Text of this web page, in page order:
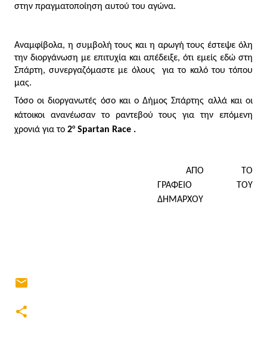
στην πραγματοποίηση αυτού του αγώνα.
Αναμφίβολα, η συμβολή τους και η αρωγή τους έστεψε όλη
την διοργάνωση με επιτυχία και απέδειξε, ότι εμείς εδώ στη
Σπάρτη, συνεργαζόμαστε με όλους  για το καλό του τόπου
μας.
Τόσο οι διοργανωτές όσο και ο Δήμος Σπάρτης αλλά και οι
κάτοικοι ανανέωσαν το ραντεβού τους για την επόμενη
χρονιά για το 2ο Spartan Race .
ΑΠΟ ΤΟ
ΓΡΑΦΕΙΟ ΤΟΥ
ΔΗΜΑΡΧΟΥ